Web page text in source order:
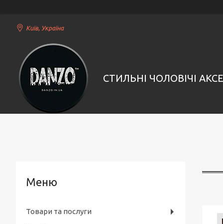
Київ, Україна
СТИЛЬНІ ЧОЛОВІЧІ
Товари та послуги